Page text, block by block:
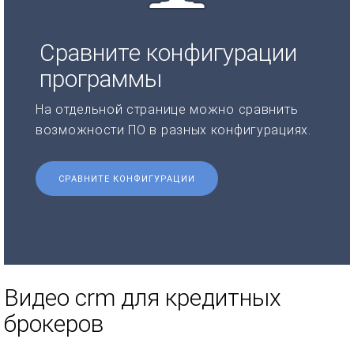
Сравните конфигурации
программы
На отдельной странице можно сравнить
возможности ПО в разных конфигурациях.
СРАВНИТЕ КОНФИГУРАЦИИ
Видео crm для кредитных
брокеров